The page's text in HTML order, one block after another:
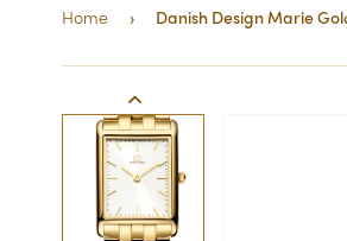
Home › Danish Design Marie